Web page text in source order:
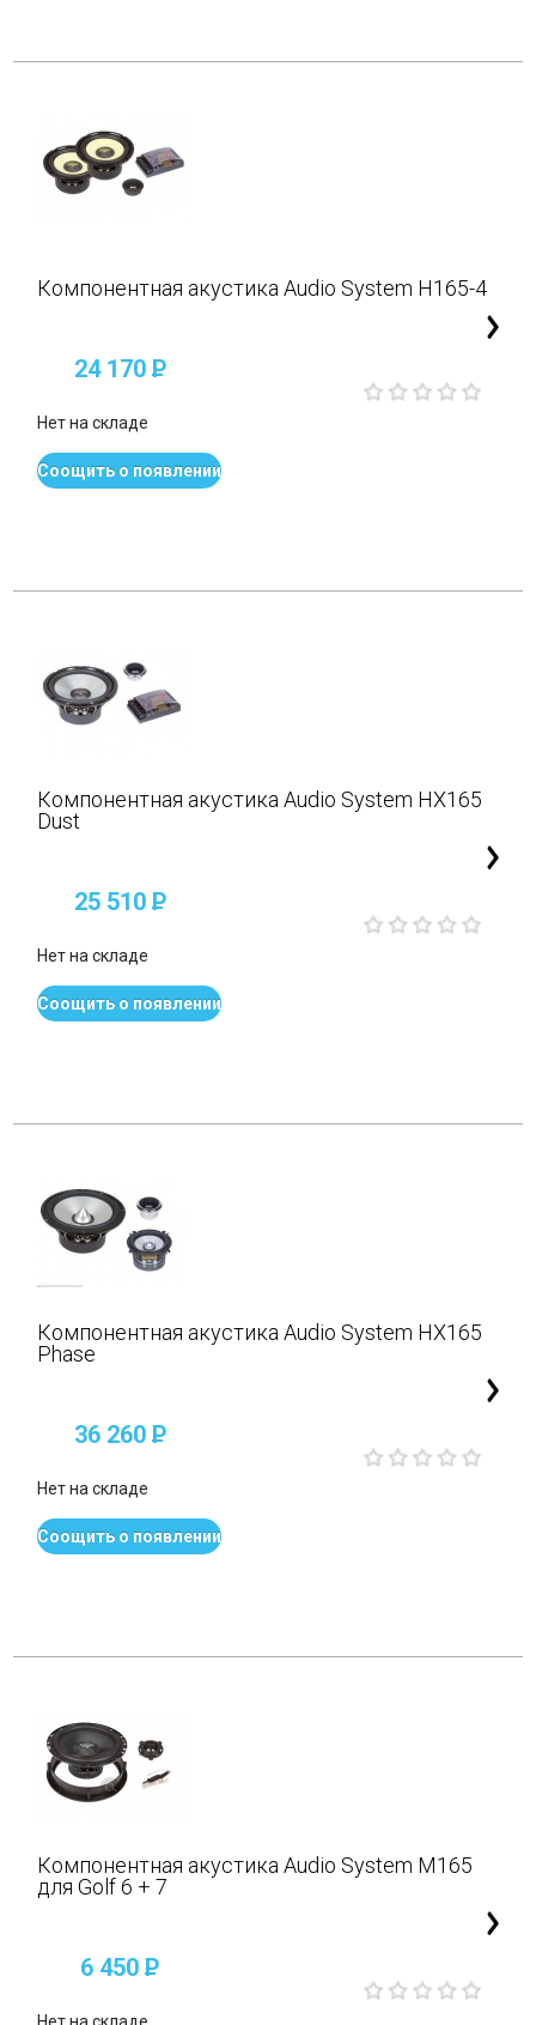
Компонентная акустика Audio System H165-4
24 170 P
Нет на складе
Соощить о появлении
Компонентная акустика Audio System HX165
Dust
25 510 P
Нет на складе
Соощить о появлении
Компонентная акустика Audio System HX165
Phase
36 260 P
Нет на складе
Соощить о появлении
Компонентная акустика Audio System M165
для Golf 6 + 7
6 450P